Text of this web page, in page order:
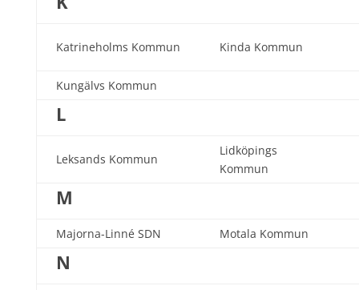
Katrineholms Kommun Kinda Kommun
Kungälvs Kommun
L
Leksands Kommun
Lidköpings
Kommun
M
Majorna-Linné SDN Motala Kommun
N